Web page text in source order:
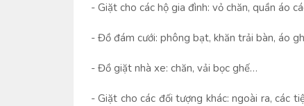
- Giặt cho các hộ gia đình: vỏ chăn, quần áo
- Đồ đám cưới: phông bạt, khăn trải bàn, áo
- Đồ giặt nhà xe: chăn, vải bọc ghế…
- Giặt cho các đối tượng khác: ngoài ra, các